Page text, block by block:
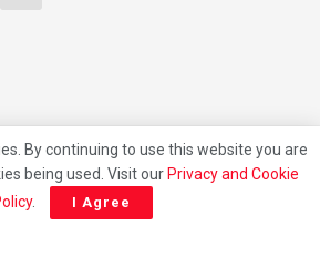
Privacy Policy Contact Us
By continuing to use this website you are
being used. Visit our Privacy and Cookie
. I Agree